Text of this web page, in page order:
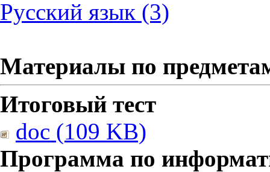
Русский язык (3)
Материалы по
Итоговый тест
doc (109 KB)
Программа по